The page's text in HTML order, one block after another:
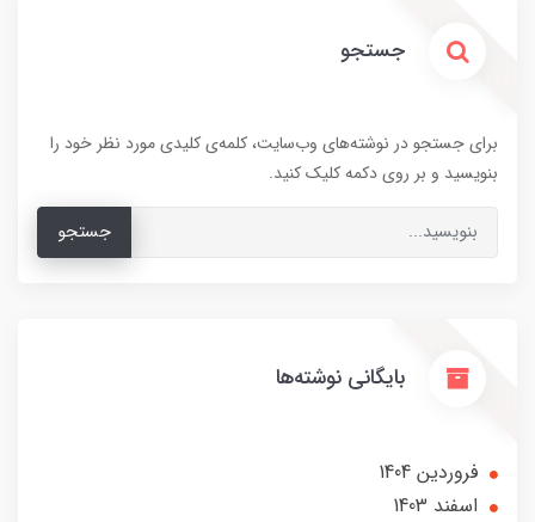
جستجو
برای جستجو در نوشته‌های وب‌سایت، کلمه‌ی کلیدی مورد نظر خود را
بنویسید و بر روی دکمه کلیک کنید.
جستجو
بایگانی نوشته‌ها
فروردین 1404
اسفند 1403